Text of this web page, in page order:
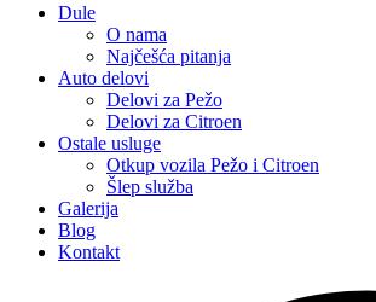
Dule
O nama
Najčešća pitanja
Auto delovi
Delovi za Pežo
Delovi za Citroen
Ostale usluge
Otkup vozila Pežo i Citroen
Šlep služba
Galerija
Blog
Kontakt